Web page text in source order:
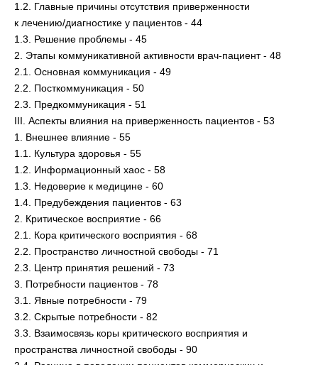
1.2. Главные причины отсутствия приверженности
к лечению/диагностике у пациентов - 44
1.3. Решение проблемы - 45
2. Этапы коммуникативной активности врач-пациент - 48
2.1. Основная коммуникация - 49
2.2. Посткоммуникация - 50
2.3. Предкоммуникация - 51
III. Аспекты влияния на приверженность пациентов - 53
1. Внешнее влияние - 55
1.1. Культура здоровья - 55
1.2. Информационный хаос - 58
1.3. Недоверие к медицине - 60
1.4. Предубеждения пациентов - 63
2. Критическое восприятие - 66
2.1. Кора критического восприятия - 68
2.2. Пространство личностной свободы - 71
2.3. Центр принятия решений - 73
3. Потребности пациентов - 78
3.1. Явные потребности - 79
3.2. Скрытые потребности - 82
3.3. Взаимосвязь коры критического восприятия и
пространства личностной свободы - 90